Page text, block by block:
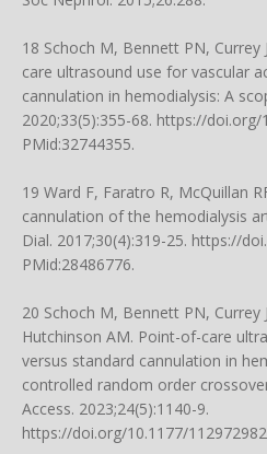
18 Schoch M, Bennett PN, Currey
care ultrasound use for vascular
cannulation in hemodialysis: A
2020;33(5):355-68. https://doi.org/
PMid:32744355.
19 Ward F, Faratro R, McQuillan
cannulation of the hemodialysis
Dial. 2017;30(4):319-25. https://
PMid:28486776.
20 Schoch M, Bennett PN, Currey
Hutchinson AM. Point-of-care
versus standard cannulation in
controlled random order
Access. 2023;24(5):1140-9.
https://doi.org/10.1177/